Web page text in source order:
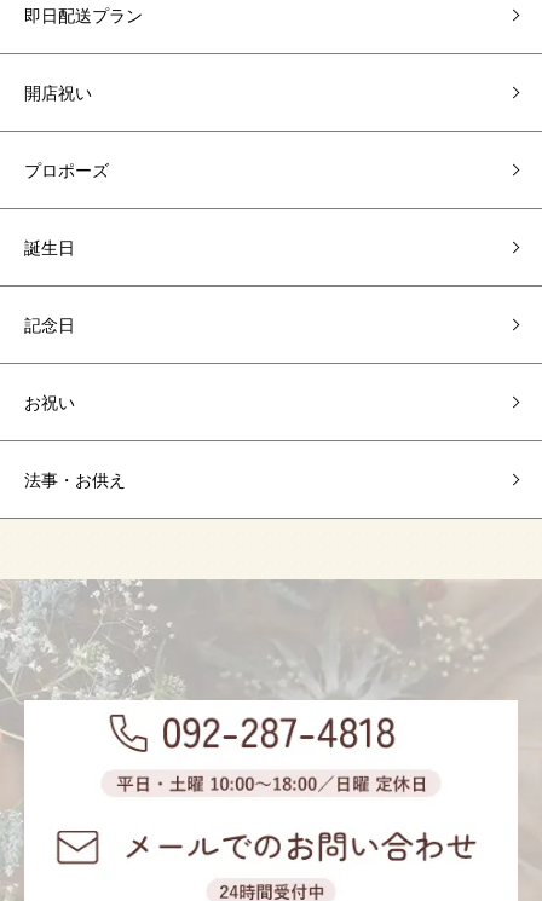
即日配送プラン
開店祝い
プロポーズ
誕生日
記念日
お祝い
法事・お供え